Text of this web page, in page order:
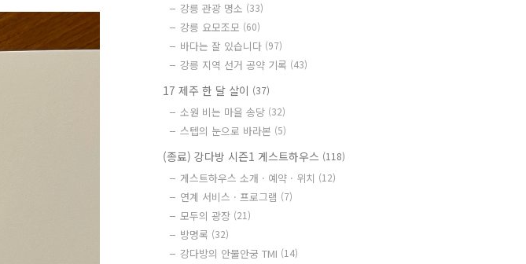
강릉 관광 명소 (33)
강릉 요모조모 (60)
바다는 잘 있습니다 (97)
강릉 지역 선거 공약 기록 (43)
17 제주 한 달 살이 (37)
소원 비는 마을 송당 (32)
스텝의 눈으로 바라본 (5)
(종료) 강다방 시즌1 게스트하우스 (118)
게스트하우스 소개 · 예약 · 위치 (12)
연계 서비스 · 프로그램 (7)
모두의 광장 (21)
방명록 (32)
강다방의 안물안궁 TMI (14)